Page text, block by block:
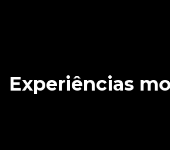
Experiências